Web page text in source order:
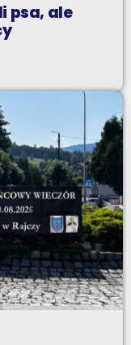
psa, ale